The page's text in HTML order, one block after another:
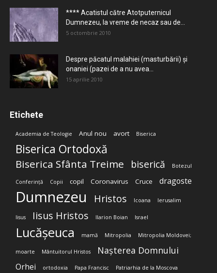
**** Acatistul către Atotputernicul
Dumnezeu, la vreme de necaz sau de...
5 octombrie 2010
Despre păcatul malahiei (masturbării) şi
onaniei (pazei de a nu avea...
15 aprilie 2010
Etichete
Academia de Teologie Anul nou avort Biserica
Biserica Ortodoxă
Biserica Sfânta Treime biserică Botezul
Conferință Copii copil Coronavirus Cruce dragoste
Dumnezeu Hristos Icoana Ierusalim
Iisus Iisus Hristos Ilarion Boian Israel
Lucășeuca mamă Mitropolia Mitropolia Moldovei;
moarte Mântuitorul Hristos Nașterea Domnului
Orhei ortodoxia Papa Francisc Patriarhia de la Moscova